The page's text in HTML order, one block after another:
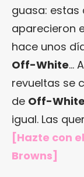
guasa: estas
aparecieron
hace unos
Off-White…
revueltas se
de Off-White
igual. Las
[Hazte con
Browns]